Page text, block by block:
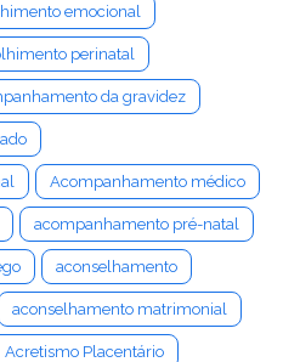
emocional
perinatal
da gravidez
Acompanhamento médico
acompanhamento pré-natal
aconselhamento
aconselhamento matrimonial
Acretismo Placentário